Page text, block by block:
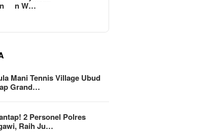
n W…
Mani Tennis Village Ubud
Grand…
2 Personel Polres
Raih Ju…